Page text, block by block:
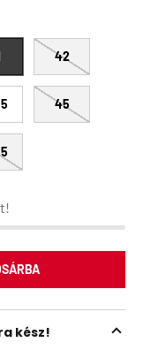
42
45
kész!